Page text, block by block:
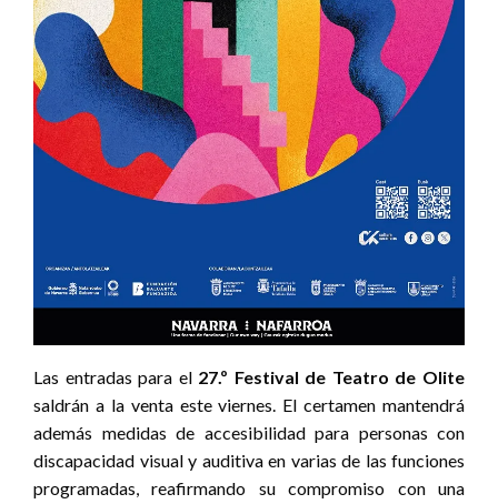
Las entradas para el 27.º Festival de Teatro de Olite
saldrán a la venta este viernes. El certamen mantendrá
además medidas de accesibilidad para personas con
discapacidad visual y auditiva en varias de las funciones
programadas, reafirmando su compromiso con una